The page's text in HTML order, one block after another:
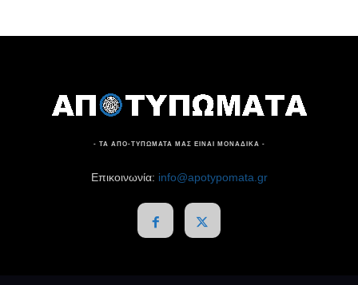
- ΤΑ ΑΠΟ-ΤΥΠΩΜΑΤΑ ΜΑΣ ΕΙΝΑΙ ΜΟΝΑΔΙΚΑ -
Επικοινωνία: info@apotypomata.gr